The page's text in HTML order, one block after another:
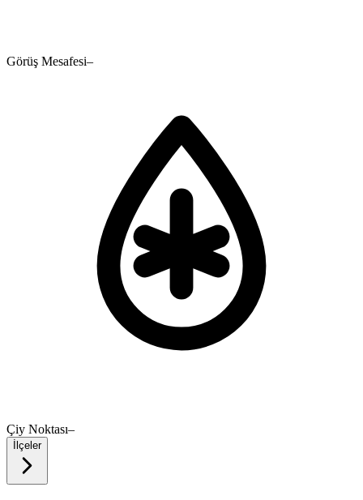
Görüş Mesafesi–
Çiy Noktası–
İlçeler